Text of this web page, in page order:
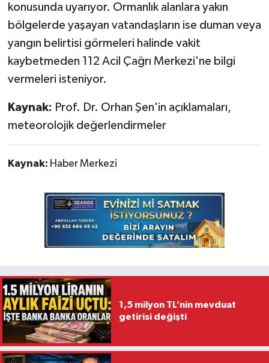
konusunda uyarıyor. Ormanlık alanlara yakın
bölgelerde yaşayan vatandaşların ise duman veya
yangın belirtisi görmeleri halinde vakit
kaybetmeden 112 Acil Çağrı Merkezi'ne bilgi
vermeleri isteniyor.
Kaynak: Prof. Dr. Orhan Şen'in açıklamaları,
meteorolojik değerlendirmeler
Kaynak: Haber Merkezi
1,5 milyon TL’nin mevduat
getirisi değişti